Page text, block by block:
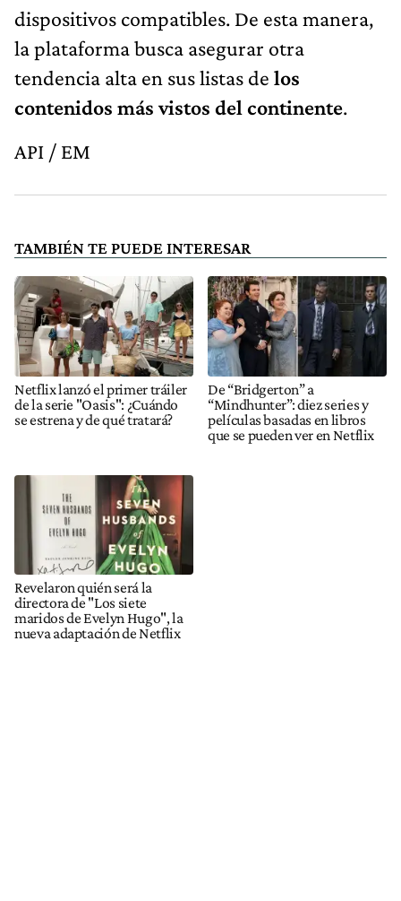
dispositivos compatibles. De esta manera,
la plataforma busca asegurar otra
tendencia alta en sus listas de los
contenidos más vistos del continente.
API / EM
TAMBIÉN TE PUEDE INTERESAR
Netflix lanzó el primer tráiler
de la serie "Oasis": ¿Cuándo
se estrena y de qué tratará?
De “Bridgerton” a
“Mindhunter”: diez series y
películas basadas en libros
que se pueden ver en Netflix
Revelaron quién será la
directora de "Los siete
maridos de Evelyn Hugo", la
nueva adaptación de Netflix